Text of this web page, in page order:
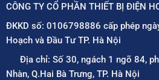
CÔNG TY CỔ PHẦN THIẾT BỊ ĐIỆN
ĐKKD số: 0106798886 cấp phép
Hoạch và Đầu Tư TP. Hà Nội
Địa chỉ: Số 30, ngách 1 ngõ 84,
Nhàn, Q.Hai Bà Trưng, TP. Hà Nội